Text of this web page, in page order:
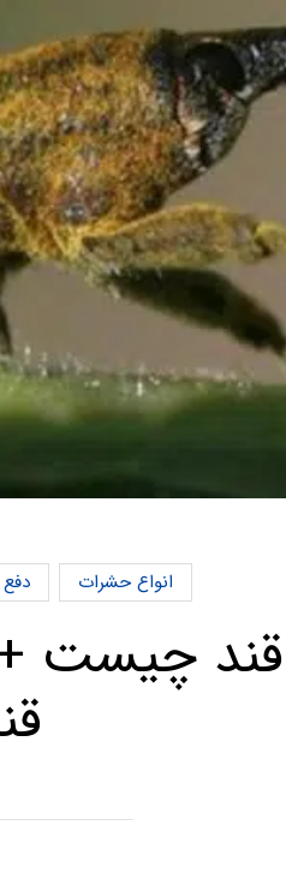
انواع حشرات
چیست